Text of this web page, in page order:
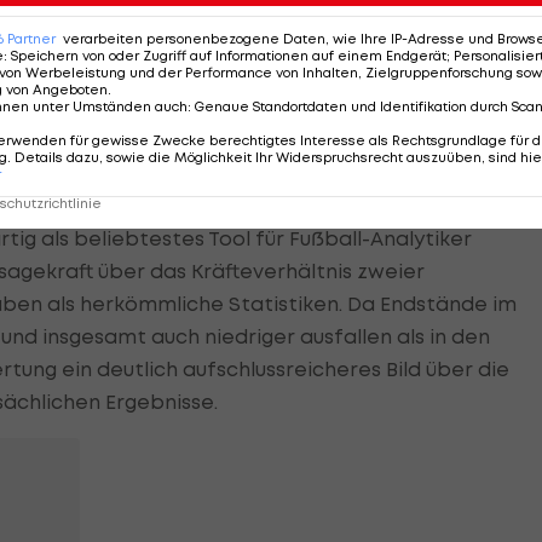
dass fünf von zehn Versuchen mit einer identen
Vergleichs-Daten vorliegen, sind Elfmeter. Bei
mit 0,76 beziffern, da stets die gleichen Kriterien
den direkten Weg ins Tor.
als beliebtestes Tool für Fußball-Analytiker
über das Kräfteverhältnis zweier
als herkömmliche Statistiken. Da Endstände im
insgesamt auch niedriger ausfallen als in den
ein deutlich aufschlussreicheres Bild über die
Ergebnisse.
Partner verarbeiten personenbezogene Daten, wie Ihre IP-Adresse und
: Speichern von oder Zugriff auf Informationen auf einem Endgerät;
Werbeleistung und der Performance von Inhalten, Zielgruppenforschung
von Angeboten.
unter Umständen auch: Genaue Standortdaten und Identifikation durch
für gewisse Zwecke berechtigtes Interesse als Rechtsgrundlage für
Details dazu, sowie die Möglichkeit Ihr Widerspruchsrecht auszuüben, sind